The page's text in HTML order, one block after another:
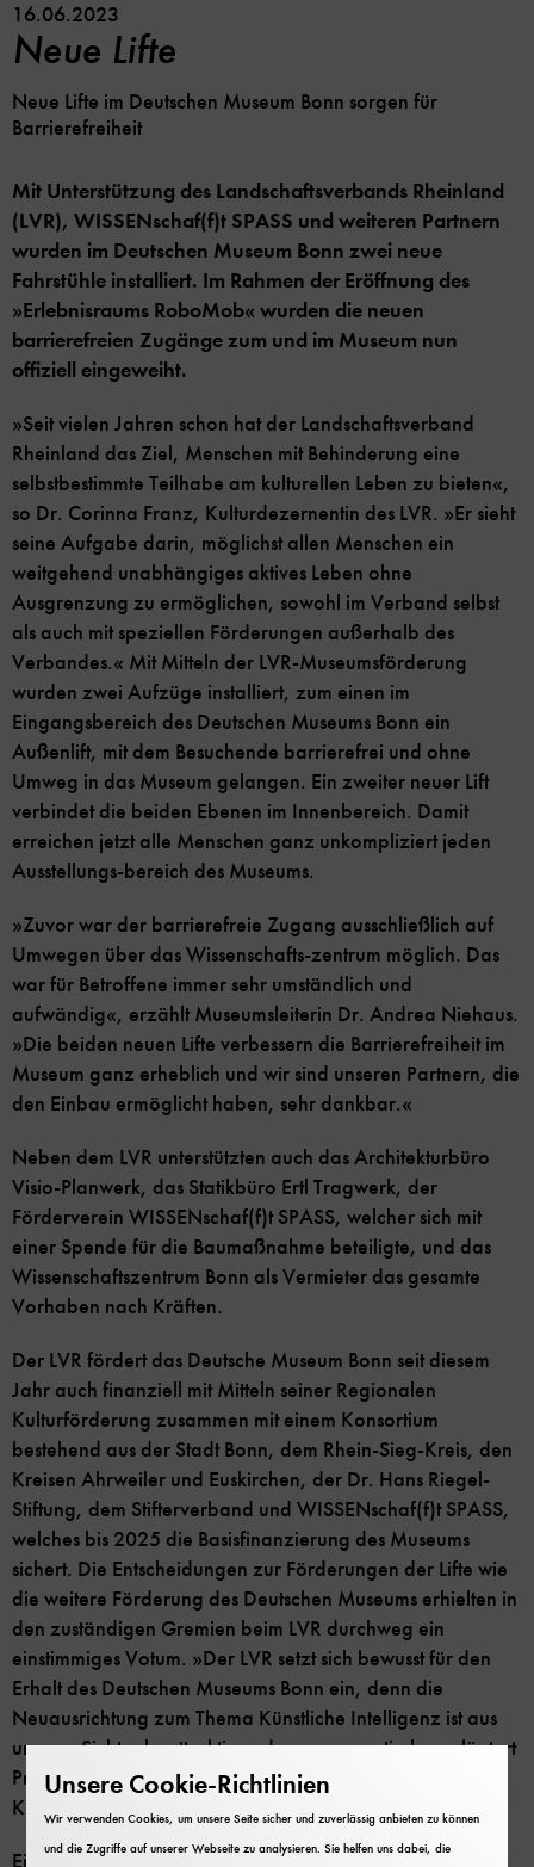
16.06.2023
Neue Lifte
Neue Lifte im Deutschen Museum Bonn sorgen für
Barrierefreiheit
Mit Unterstützung des Landschaftsverbands Rheinland
(LVR), WISSENschaf(f)t SPASS und weiteren Partnern
wurden im Deutschen Museum Bonn zwei neue
Fahrstühle installiert. Im Rahmen der Eröffnung des
»Erlebnisraums RoboMob« wurden die neuen
barrierefreien Zugänge zum und im Museum nun
offiziell eingeweiht.
»Seit vielen Jahren schon hat der Landschaftsverband
Rheinland das Ziel, Menschen mit Behinderung eine
selbstbestimmte Teilhabe am kulturellen Leben zu bieten«,
so Dr. Corinna Franz, Kulturdezernentin des LVR. »Er sieht
seine Aufgabe darin, möglichst allen Menschen ein
weitgehend unabhängiges aktives Leben ohne
Ausgrenzung zu ermöglichen, sowohl im Verband selbst
als auch mit speziellen Förderungen außerhalb des
Verbandes.« Mit Mitteln der LVR-Museumsförderung
wurden zwei Aufzüge installiert, zum einen im
Eingangsbereich des Deutschen Museums Bonn ein
Außenlift, mit dem Besuchende barrierefrei und ohne
Umweg in das Museum gelangen. Ein zweiter neuer Lift
verbindet die beiden Ebenen im Innenbereich. Damit
erreichen jetzt alle Menschen ganz unkompliziert jeden
Ausstellungs-bereich des Museums.
»Zuvor war der barrierefreie Zugang ausschließlich auf
Umwegen über das Wissenschafts-zentrum möglich. Das
war für Betroffene immer sehr umständlich und
aufwändig«, erzählt Museumsleiterin Dr. Andrea Niehaus.
»Die beiden neuen Lifte verbessern die Barrierefreiheit im
Museum ganz erheblich und wir sind unseren Partnern, die
den Einbau ermöglicht haben, sehr dankbar.«
Neben dem LVR unterstützten auch das Architekturbüro
Visio-Planwerk, das Statikbüro Ertl Tragwerk, der
Förderverein WISSENschaf(f)t SPASS, welcher sich mit
einer Spende für die Baumaßnahme beteiligte, und das
Wissenschaftszentrum Bonn als Vermieter das gesamte
Vorhaben nach Kräften.
Der LVR fördert das Deutsche Museum Bonn seit diesem
Jahr auch finanziell mit Mitteln seiner Regionalen
Kulturförderung zusammen mit einem Konsortium
bestehend aus der Stadt Bonn, dem Rhein-Sieg-Kreis, den
Kreisen Ahrweiler und Euskirchen, der Dr. Hans Riegel-
Stiftung, dem Stifterverband und WISSENschaf(f)t SPASS,
welches bis 2025 die Basisfinanzierung des Museums
sichert. Die Entscheidungen zur Förderungen der Lifte wie
die weitere Förderung des Deutschen Museums erhielten in
den zuständigen Gremien beim LVR durchweg ein
einstimmiges Votum. »Der LVR setzt sich bewusst für den
Erhalt des Deutschen Museums Bonn ein, denn die
Neuausrichtung zum Thema Künstliche Intelligenz ist aus
unserer Sicht sehr attraktiv und programmatisch«, erläutert
Prof. Dr. Jürgen Rolle, Vorsitzender des LVR-
Kulturausschusses.
Eine inhaltliche Kooperation des LVR mit dem Deutschen
Unsere Cookie-Richtlinien
Wir verwenden Cookies, um unsere Seite sicher und zuverlässig anbieten zu können
und die Zugriffe auf unserer Webseite zu analysieren. Sie helfen uns dabei, die